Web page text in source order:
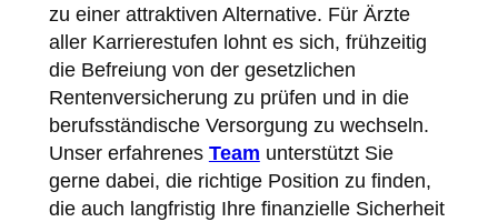
zu einer attraktiven Alternative. Für Ärzte
aller Karrierestufen lohnt es sich, frühzeitig
die Befreiung von der gesetzlichen
Rentenversicherung zu prüfen und in die
berufsständische Versorgung zu wechseln.
Unser erfahrenes Team unterstützt Sie
gerne dabei, die richtige Position zu finden,
die auch langfristig Ihre finanzielle Sicherheit